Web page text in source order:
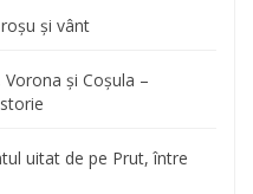
și vânt
și Coșula –
uitat de pe Prut, între